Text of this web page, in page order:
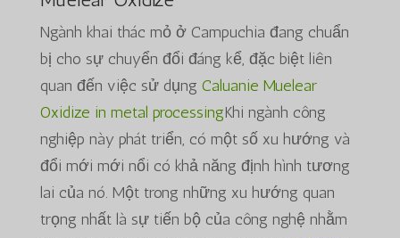
Ngành khai thác mỏ ở Campuchia đang chuẩn
bị cho sự chuyển đổi đáng kể, đặc biệt liên
quan đến việc sử dụng Caluanie Muelear
Oxidize in metal processingKhi ngành công
nghiệp này phát triển, có một số xu hướng và
đổi mới mới nổi có khả năng định hình tương
lai của nó. Một trong những xu hướng quan
trọng nhất là sự tiến bộ của công nghệ nhằm